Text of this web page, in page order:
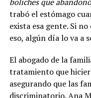
trabó el estómago
exista esa gente. Si
eso, algún día lo va a
El abogado de la
tratamiento que
asegurando que las
discriminatorio. Ana